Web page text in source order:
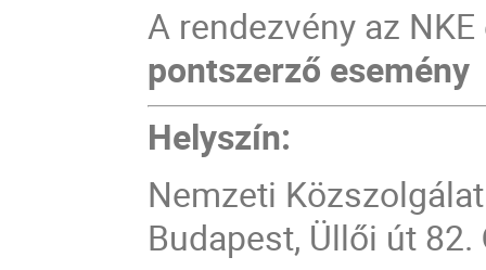
A rendezvény az
pontszerző esemény
Helyszín:
Nemzeti
Budapest, Üllői út 82.